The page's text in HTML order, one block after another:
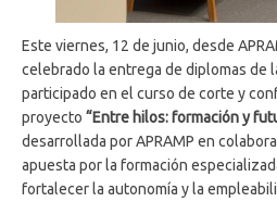
Este viernes, 12 de junio, desde
celebrado la entrega de diplomas de
participado en el curso de corte y
proyecto “Entre hilos: formación y
desarrollada por APRAMP en
apuesta por la formación
fortalecer la autonomía y la